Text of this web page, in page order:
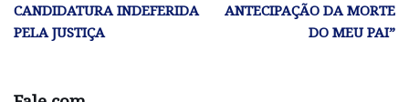
CANDIDATURA INDEFERIDA
PELA JUSTIÇA
ANTECIPAÇÃO DA MORTE
DO MEU PAI”